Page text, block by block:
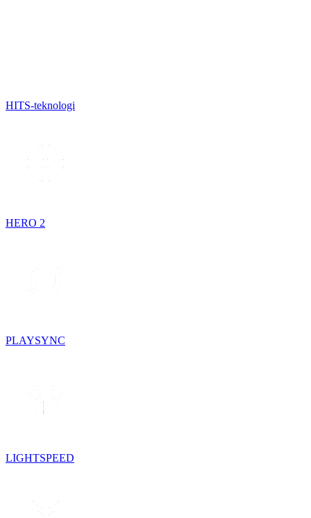
HITS-teknologi
HERO 2
PLAYSYNC
LIGHTSPEED